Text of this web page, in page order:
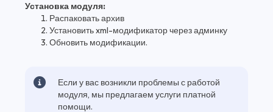
Установка модуля:
Распаковать архив
Установить xml-модификатор через админку
Обновить модификации.
Если у вас возникли проблемы с работой
модуля, мы предлагаем услуги платной
помощи.